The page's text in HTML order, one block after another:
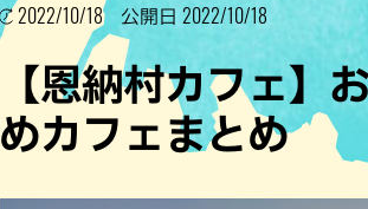
洋食
ステ
その他
2022/10/18 公開日 2022/10/18
【恩納村カフェ】
めカフェまとめ